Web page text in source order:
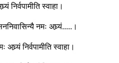
निर्वपामीति स्वाहा।
नमः अघ्र्यं.....।
निर्वपामीति स्वाहा।